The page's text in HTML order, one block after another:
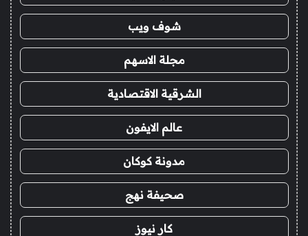
شوف ويب
مجلة الاسهم
الشرقية الاقتصادية
عالم الايفون
مدونة كوكان
صحيفة نهج
كار نيوز